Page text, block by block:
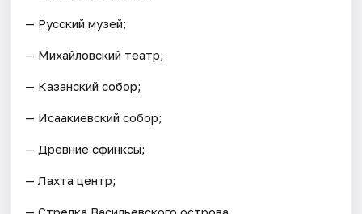
— Русский музей;
— Михайловский театр;
— Казанский собор;
— Исаакиевский собор;
— Древние сфинксы;
— Лахта центр;